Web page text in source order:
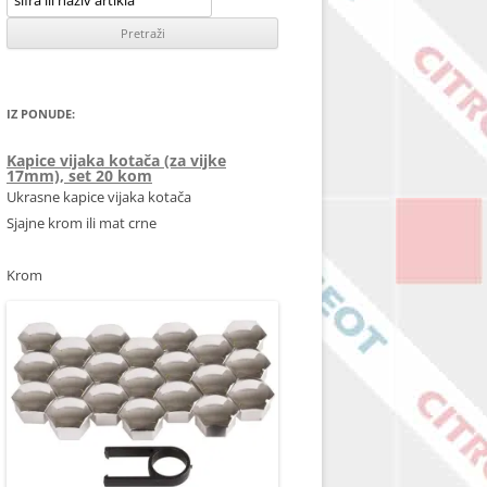
IZ PONUDE:
Kapice vijaka kotača (za vijke
17mm), set 20 kom
Ukrasne kapice vijaka kotača
Sjajne krom ili mat crne
Krom